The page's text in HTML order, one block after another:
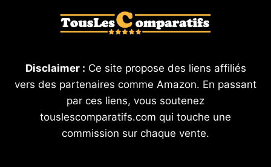
Disclaimer : Ce site propose des liens affiliés
vers des partenaires comme Amazon. En passant
par ces liens, vous soutenez
touslescomparatifs.com qui touche une
commission sur chaque vente.